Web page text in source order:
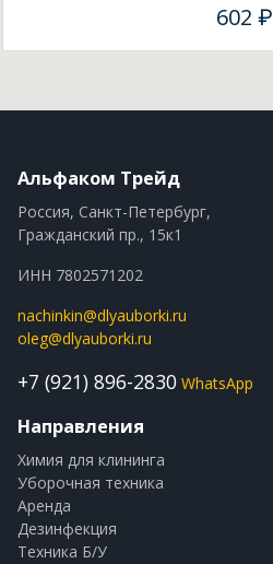
602 ₽
Альфаком Трейд
Россия, Санкт-Петербург,
Гражданский пр., 15к1
ИНН 7802571202
nachinkin@dlyauborki.ru
oleg@dlyauborki.ru
+7 (921) 896-2830 WhatsApp
Направления
Химия для клининга
Уборочная техника
Аренда
Дезинфекция
Техника Б/У